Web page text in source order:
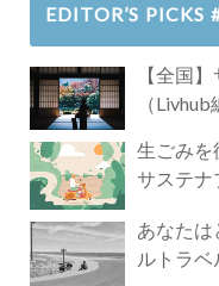
EDITOR’S PICKS
【全国
（
生ごみを
サステナ
あなたはどう旅
ルトラ